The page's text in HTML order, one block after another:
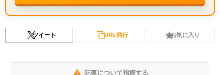
ツイート URL発行 お気に入り
記事について指摘する